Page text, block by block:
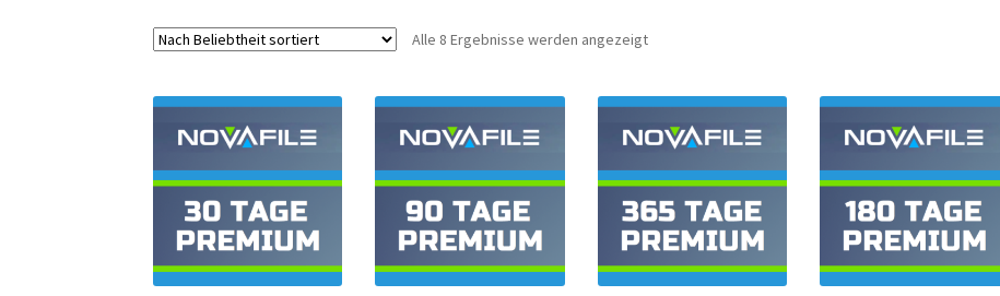
Alle 8 Ergebnisse werden angezeigtNach